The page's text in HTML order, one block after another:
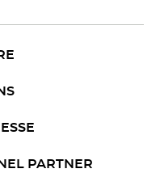
PARTNER